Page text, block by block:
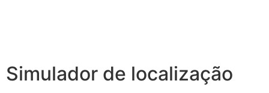
Simulador de localização